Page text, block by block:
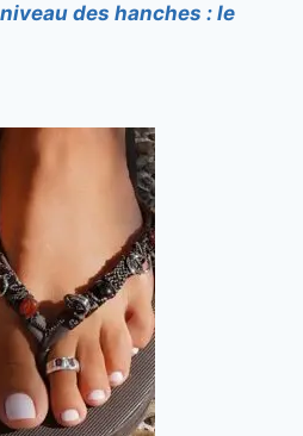
des hanches : le